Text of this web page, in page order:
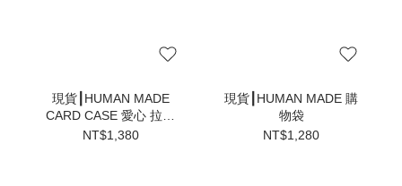
現貨┃HUMAN MADE
CARD CASE 愛心 拉鍊
卡夾 卡片夾 零錢包
NT$1,380
現貨┃HUMAN MADE 購
物袋
NT$1,280